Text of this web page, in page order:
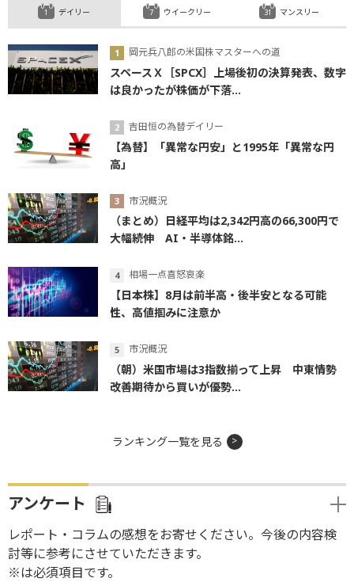
デイリー
岡元兵八郎の米国株マスターへの道
スペースＸ［SPCX］上場後初の決算発表、数字
は良かったが株価が下落...
吉田恒の為替デイリー
【為替】「異常な円安」と1995年「異常な円
高」
市況概況
（まとめ）日経平均は2,342円高の66,300円で
大幅続伸 AI・半導体銘...
相場一点喜怒哀楽
【日本株】8月は前半高・後半安となる可能
性、高値掴みに注意か
市況概況
（朝）米国市場は3指数揃って上昇 中東情勢
改善期待から買いが優勢...
ウイークリー マンスリー
ランキング一覧を見る
アンケート
レポート・コラムの感想をお寄せください。今後の内容検
討等に参考にさせていただきます。
※は必須項目です。